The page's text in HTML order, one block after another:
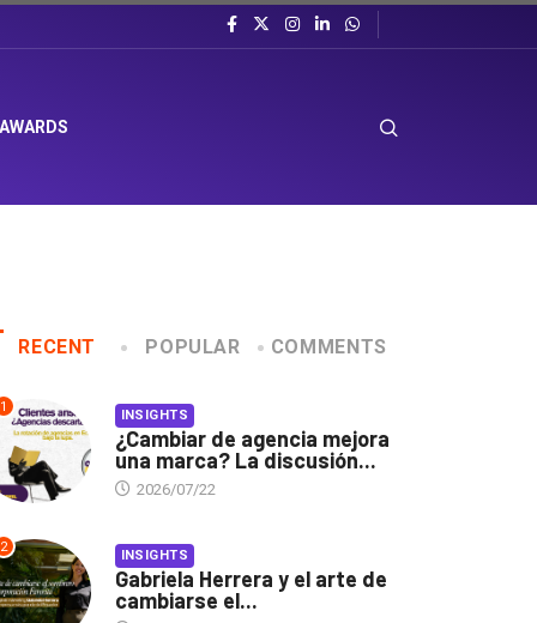
RECENT POPULAR COMMENTS
1 INSIGHTS
¿Cambiar de agencia mejora
una marca? La discusión...
2026/07/22
2 INSIGHTS
Gabriela Herrera y el arte de
cambiarse el...